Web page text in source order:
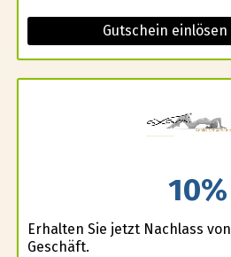
Gutschein
10%
Erhalten Sie jetzt Nachlass
Geschäft.